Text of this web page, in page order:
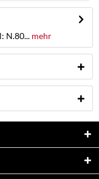
N.80... mehr